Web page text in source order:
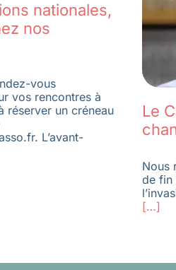
nationales,
nos
vous
vos rencontres à
réserver un créneau
L’avant-
Le
Nous
de fin
[…]